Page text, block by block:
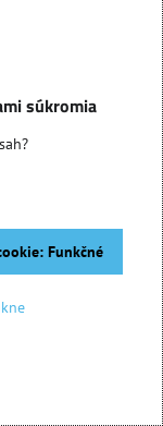
súkromia
Funkčné